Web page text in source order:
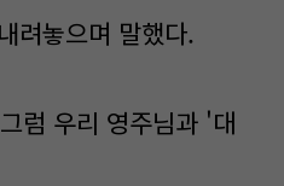
려놓으며 말했다.
럼 우리 영주님과 '대